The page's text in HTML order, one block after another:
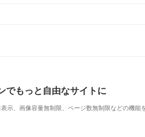
でもっと自由なサイトに
示、画像容量無制限、ページ数無制限などの機能